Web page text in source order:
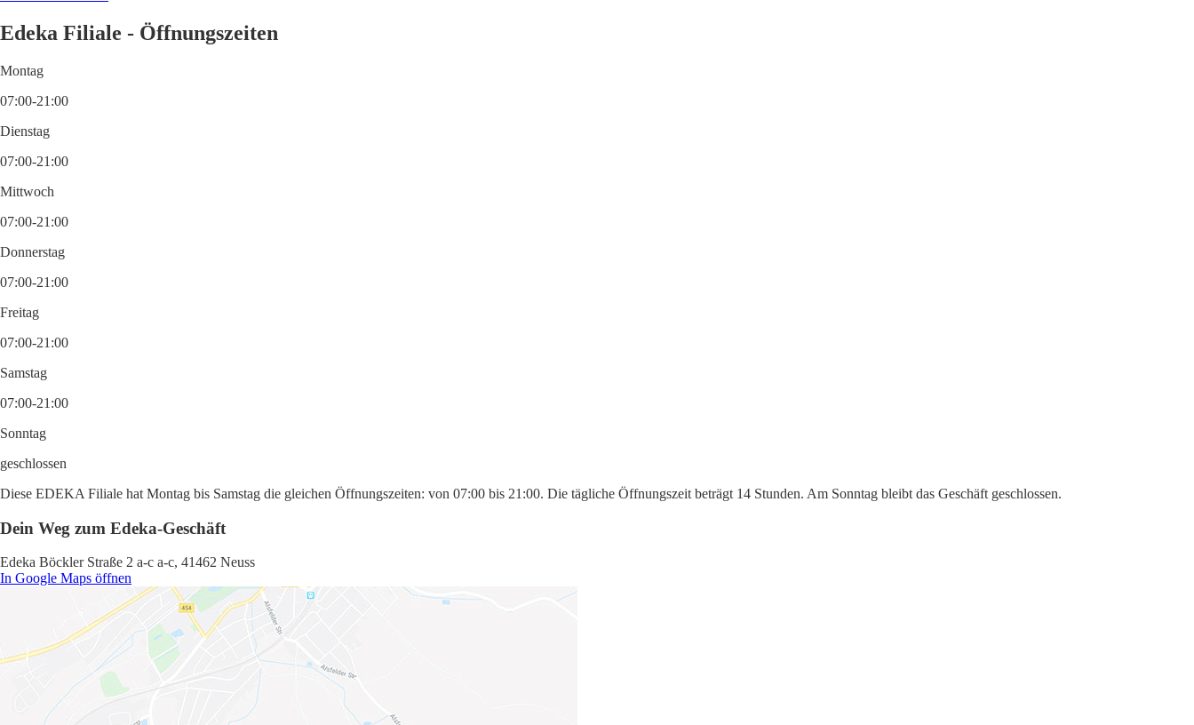
Edeka Filiale - Öffnungszeiten
Montag
07:00-21:00
Dienstag
07:00-21:00
Mittwoch
07:00-21:00
Donnerstag
07:00-21:00
Freitag
07:00-21:00
Samstag
07:00-21:00
Sonntag
geschlossen
Diese EDEKA Filiale hat Montag bis Samstag die gleichen Öffnungszeiten: von 07:00 bis 21:00. Die tägliche Öffnungszeit beträgt 14 Stunden. Am Sonntag bleibt das Geschäft geschlossen.
Dein Weg zum Edeka-Geschäft
Edeka Böckler Straße 2 a-c a-c, 41462 Neuss
In Google Maps öffnen